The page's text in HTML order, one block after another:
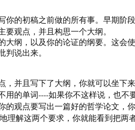
的初稿之前做的所有事。早期阶
要观点，并且构思一个大纲。
纲，以及你的论证的纲要。这会
判说出来。
并且写下了大纲，你就可以坐下
用的单词----如果你不这样说，也不
观点要写出一篇好的哲学论文，
理解这两个要求，你就能看到把两